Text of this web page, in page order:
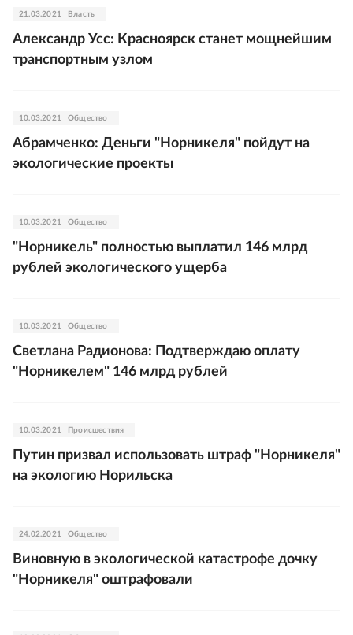
21.03.2021 Власть
Александр Усс: Красноярск станет мощнейшим
транспортным узлом
10.03.2021 Общество
Абрамченко: Деньги "Норникеля" пойдут на
экологические проекты
10.03.2021 Общество
"Норникель" полностью выплатил 146 млрд
рублей экологического ущерба
10.03.2021 Общество
Светлана Радионова: Подтверждаю оплату
"Норникелем" 146 млрд рублей
10.03.2021 Происшествия
Путин призвал использовать штраф "Норникеля"
на экологию Норильска
24.02.2021 Общество
Виновную в экологической катастрофе дочку
"Норникеля" оштрафовали